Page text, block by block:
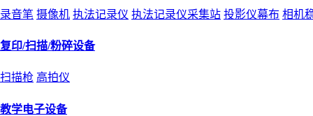
录音笔 摄像机 执法记录仪 执法记录仪采集站 投影仪幕布 相机
复印/扫描/粉碎设备
扫描枪 高拍仪
教学电子设备